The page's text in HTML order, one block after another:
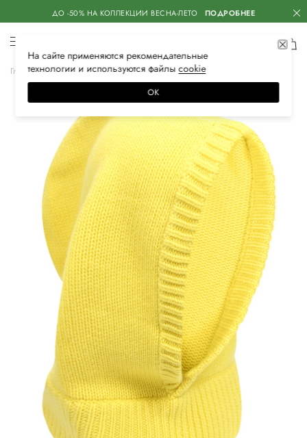
ДО -50% НА КОЛЛЕКЦИИ ВЕСНА-ЛЕТО ПОДРОБНЕЕ
Главная Женская Аксессуары Головные уборы
На сайте применяются рекомендательные
технологии и используются файлысооkiе
ОК